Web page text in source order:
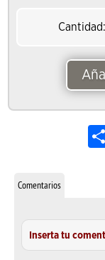
Cantidad:
Comentarios
Inserta tu